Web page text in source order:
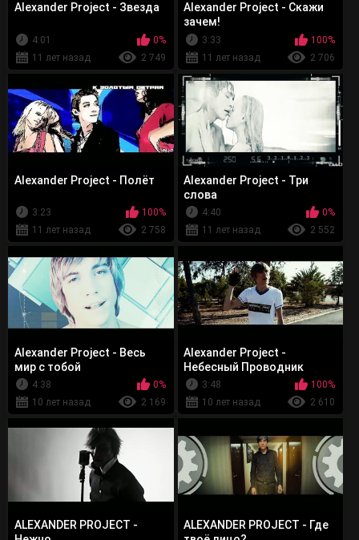
Alexander Project - Звезда
4:01
0%
11 лет назад
2 749
Alexander Project - Скажи
зачем!
3:33
100%
11 лет назад
2 706
Alexander Project - Полёт
3:23
100%
11 лет назад
2 758
Alexander Project - Три
слова
4:40
0%
11 лет назад
2 552
Alexander Project - Весь
мир с тобой
4:38
0%
10 лет назад
2 169
Alexander Project -
Небесный Проводник
3:48
100%
10 лет назад
2 610
ALEXANDER PROJECT -
ALEXANDER PROJECT - Где